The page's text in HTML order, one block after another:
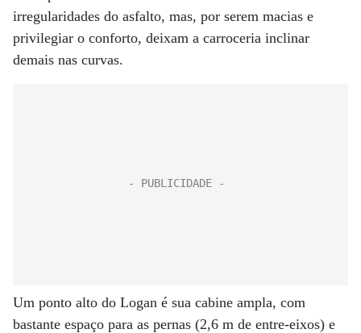
irregularidades do asfalto, mas, por serem macias e
privilegiar o conforto, deixam a carroceria inclinar
demais nas curvas.
Um ponto alto do Logan é sua cabine ampla, com
bastante espaço para as pernas (2,6 m de entre-eixos) e